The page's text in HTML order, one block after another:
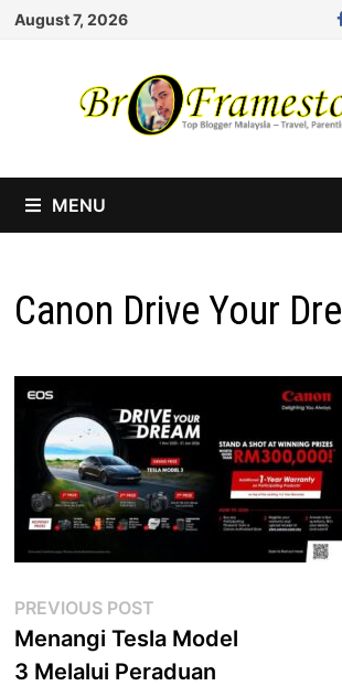
Skip
August 7, 2026
MENU
Canon Drive Your
Post
navigation
PREVIOUS POST
post:
Menangi Tesla Model
3 Melalui Peraduan